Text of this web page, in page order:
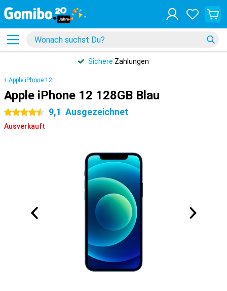
Sichere Zahlungen
Apple iPhone 12
Apple iPhone 12 128GB Blau
4.5 Sterne 9,1 Ausgezeichnet
Ausverkauft